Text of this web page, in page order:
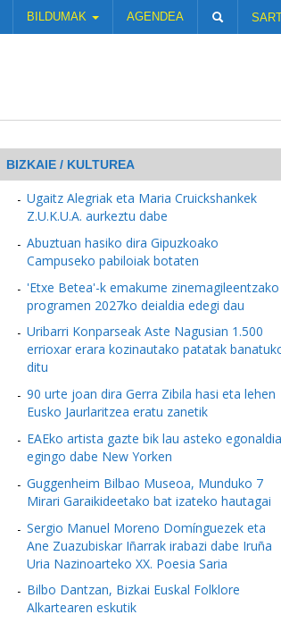
BILDUMAK AGENDEA
BIZKAIE / KULTUREA
Ugaitz Alegriak eta Maria Cruickshankek
Z.U.K.U.A. aurkeztu dabe
Abuztuan hasiko dira Gipuzkoako
Campuseko pabiloiak botaten
'Etxe Betea'-k emakume zinemagileentzako
programen 2027ko deialdia edegi dau
Uribarri Konparseak Aste Nagusian 1.500
errioxar erara kozinautako patatak
ditu
90 urte joan dira Gerra Zibila hasi eta lehen
Eusko Jaurlaritzea eratu zanetik
EAEko artista gazte bik lau asteko egonaldia
egingo dabe New Yorken
Guggenheim Bilbao Museoa, Munduko 7
Mirari Garaikideetako bat izateko hautagai
Sergio Manuel Moreno Domínguezek eta
Ane Zuazubiskar Iñarrak irabazi dabe Iruña
Uria Nazinoarteko XX. Poesia Saria
Bilbo Dantzan, Bizkai Euskal Folklore
Alkartearen eskutik